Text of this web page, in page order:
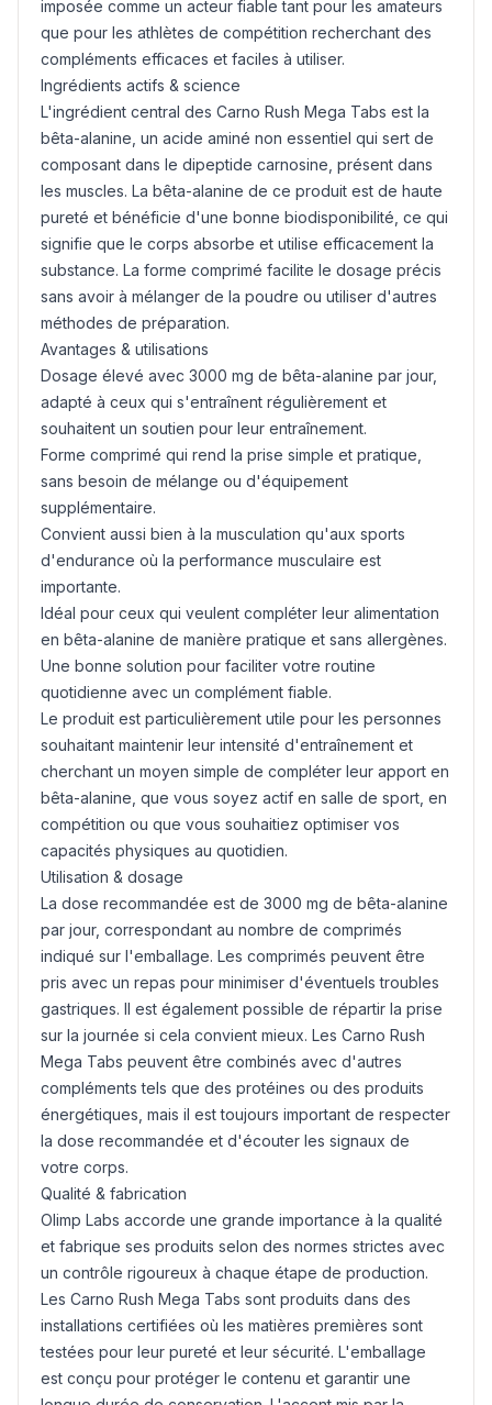
imposée comme un acteur fiable tant pour les amateurs
que pour les athlètes de compétition recherchant des
compléments efficaces et faciles à utiliser.
Ingrédients actifs & science
L'ingrédient central des Carno Rush Mega Tabs est la
bêta-alanine, un acide aminé non essentiel qui sert de
composant dans le dipeptide carnosine, présent dans
les muscles. La bêta-alanine de ce produit est de haute
pureté et bénéficie d'une bonne biodisponibilité, ce qui
signifie que le corps absorbe et utilise efficacement la
substance. La forme comprimé facilite le dosage précis
sans avoir à mélanger de la poudre ou utiliser d'autres
méthodes de préparation.
Avantages & utilisations
Dosage élevé avec 3000 mg de bêta-alanine par jour,
adapté à ceux qui s'entraînent régulièrement et
souhaitent un soutien pour leur entraînement.
Forme comprimé qui rend la prise simple et pratique,
sans besoin de mélange ou d'équipement
supplémentaire.
Convient aussi bien à la musculation qu'aux sports
d'endurance où la performance musculaire est
importante.
Idéal pour ceux qui veulent compléter leur alimentation
en bêta-alanine de manière pratique et sans allergènes.
Une bonne solution pour faciliter votre routine
quotidienne avec un complément fiable.
Le produit est particulièrement utile pour les personnes
souhaitant maintenir leur intensité d'entraînement et
cherchant un moyen simple de compléter leur apport en
bêta-alanine, que vous soyez actif en salle de sport, en
compétition ou que vous souhaitiez optimiser vos
capacités physiques au quotidien.
Utilisation & dosage
La dose recommandée est de 3000 mg de bêta-alanine
par jour, correspondant au nombre de comprimés
indiqué sur l'emballage. Les comprimés peuvent être
pris avec un repas pour minimiser d'éventuels troubles
gastriques. Il est également possible de répartir la prise
sur la journée si cela convient mieux. Les Carno Rush
Mega Tabs peuvent être combinés avec d'autres
compléments tels que des protéines ou des produits
énergétiques, mais il est toujours important de respecter
la dose recommandée et d'écouter les signaux de
votre corps.
Qualité & fabrication
Olimp Labs accorde une grande importance à la qualité
et fabrique ses produits selon des normes strictes avec
un contrôle rigoureux à chaque étape de production.
Les Carno Rush Mega Tabs sont produits dans des
installations certifiées où les matières premières sont
testées pour leur pureté et leur sécurité. L'emballage
est conçu pour protéger le contenu et garantir une